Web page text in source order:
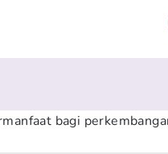
bagi